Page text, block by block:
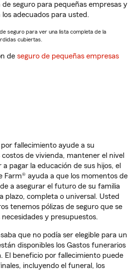
seguro para pequeñas empresas y
adecuados para usted.
seguro para ver una lista completa de la
cubiertas.
de seguro de pequeñas empresas
fallecimiento ayude a su
de vivienda, mantener el nivel
pagar la educación de sus hijos, el
Farm® ayuda a que los momentos de
a asegurar el futuro de su familia
plazo, completa o universal. Usted
tenemos pólizas de seguro que se
y presupuestos.
que no podía ser elegible para un
disponibles los Gastos funerarios
El beneficio por fallecimiento puede
incluyendo el funeral, los